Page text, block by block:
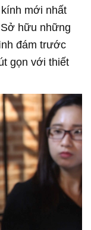
mới nhất
hữu những
đám trước
gọn với thiết